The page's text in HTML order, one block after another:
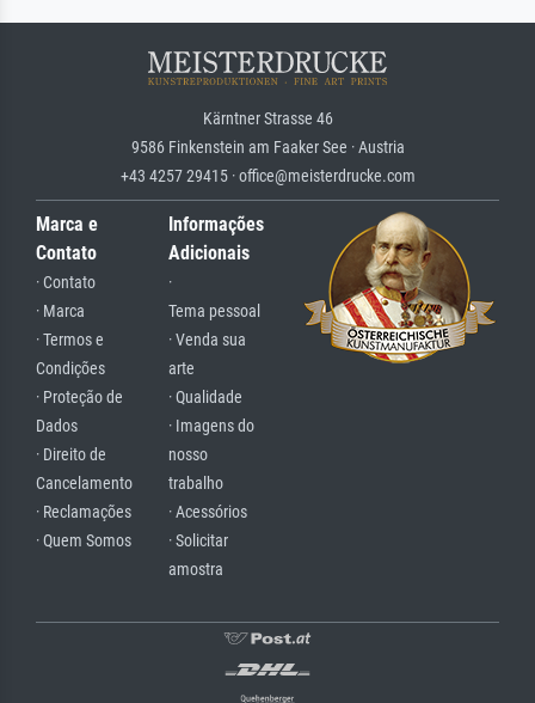
Kärntner Strasse 46
9586 Finkenstein am Faaker See · Austria
+43 4257 29415 · office@meisterdrucke.com
Marca e
Contato
· Contato
· Marca
· Termos e
Condições
· Proteção de
Dados
· Direito de
Cancelamento
· Reclamações
· Quem Somos
Informações
Adicionais
·
Tema pessoal
· Venda sua
arte
· Qualidade
· Imagens do
nosso
trabalho
· Acessórios
· Solicitar
amostra